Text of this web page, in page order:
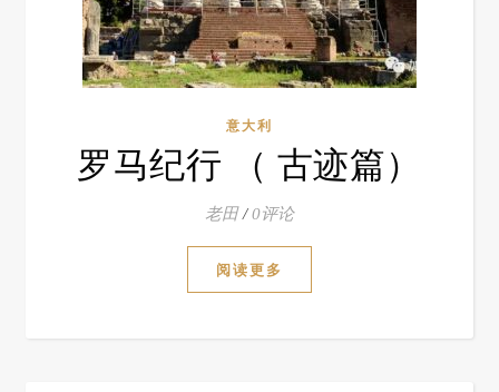
意大利
罗马纪行 （ 古迹篇）
老田 / 0评论
阅读更多